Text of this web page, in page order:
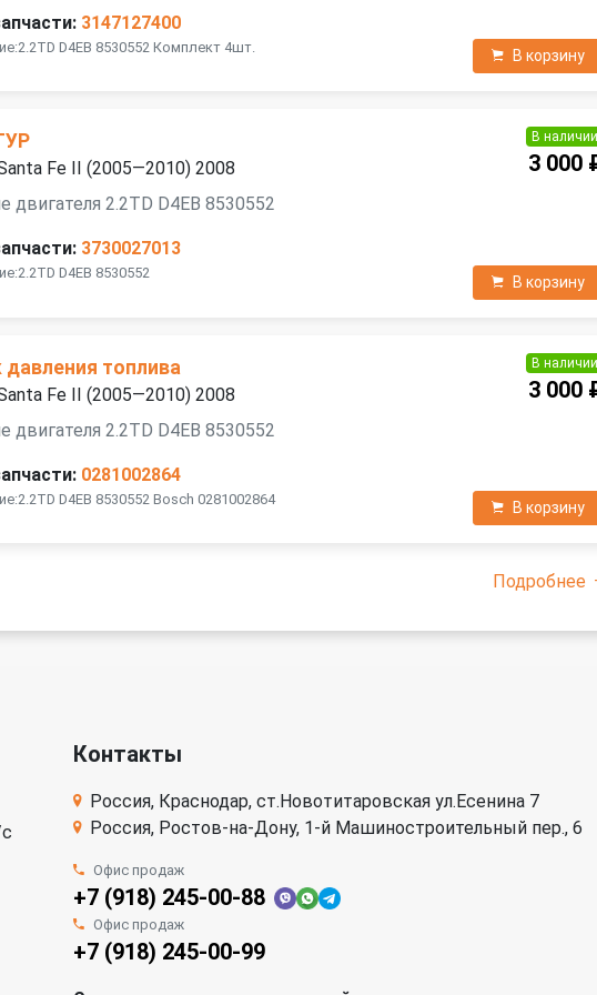
3147127400
D4EB 8530552 Комплект 4шт. В корзину
Fe II (2005—2010) 2008
двигателя 2.2TD D4EB 8530552
3730027013
D4EB 8530552
В наличии
3 000
В корзину
давления топлива
Fe II (2005—2010) 2008
двигателя 2.2TD D4EB 8530552
0281002864
D4EB 8530552 Bosch 0281002864
В наличии
3 000
В корзину
Подробнее
Контакты
Россия, Краснодар, ст.Новотитаровская ул.Есенина 7
Россия, Ростов-на-Дону, 1-й Машиностроительный пер., 6
Офис продаж
+7 (918) 245-00-88
Офис продаж
+7 (918) 245-00-99